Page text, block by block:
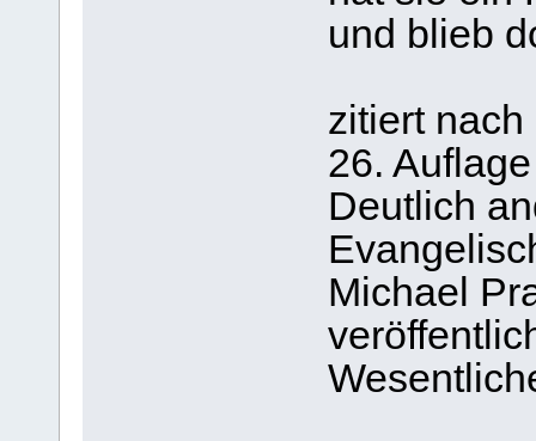
und blieb
zitiert nach
26.
Deutlich
Michael